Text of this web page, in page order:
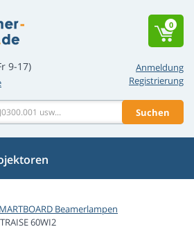
Anmeldung
Registrierung
9-17)
Suchen
0
Beamerlampen
60WI2